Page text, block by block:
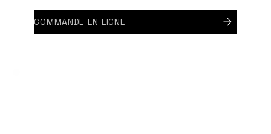
COMMANDE EN LIGNE